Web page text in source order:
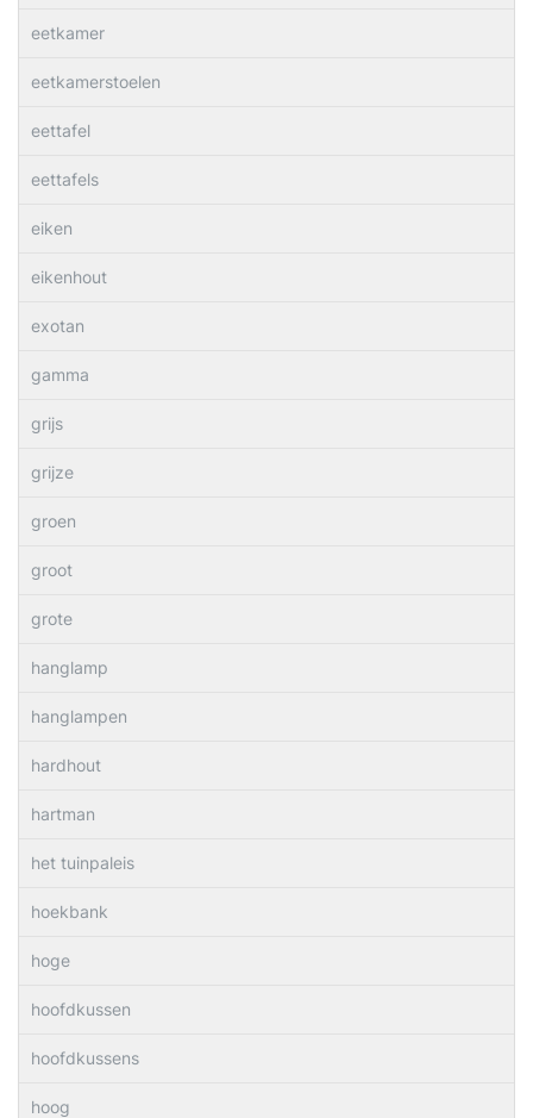
eetkamer
eetkamerstoelen
eettafel
eettafels
eiken
eikenhout
exotan
gamma
grijs
grijze
groen
groot
grote
hanglamp
hanglampen
hardhout
hartman
het tuinpaleis
hoekbank
hoge
hoofdkussen
hoofdkussens
hoog